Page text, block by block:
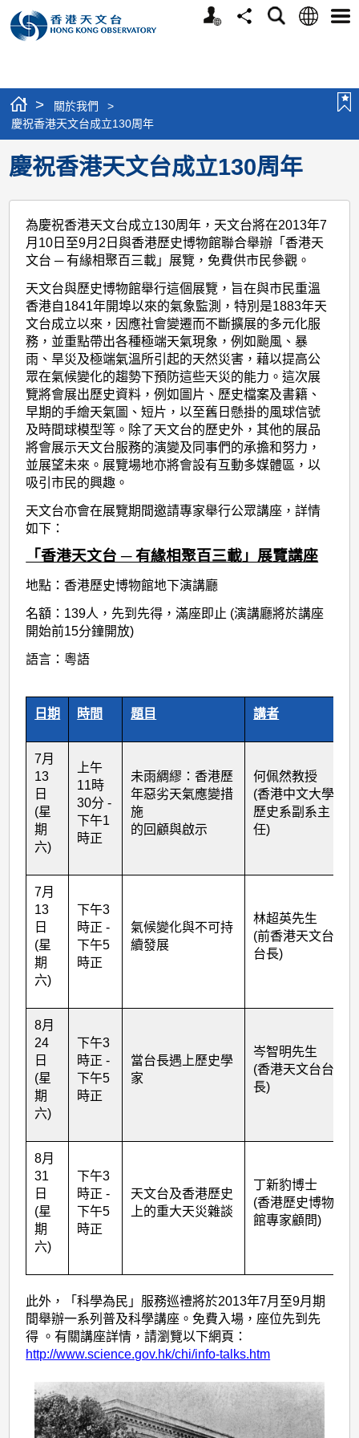
個
分
搜
語
選
> 關於我們
>
慶祝香港天文台成立130周年
慶祝香港天文台成立130周年
為慶祝香港天文台成立130周年，天文台將在2013年7
月10日至9月2日與香港歷史博物館聯合舉辦「香港天
文台 ─ 有緣相聚百三載」展覽，免費供市民參觀。
天文台與歷史博物館舉行這個展覽，旨在與市民重溫
香港自1841年開埠以來的氣象監測，特別是1883年天
文台成立以來，因應社會變遷而不斷擴展的多元化服
務，並重點帶出各種極端天氣現象，例如颱風、暴
雨、旱災及極端氣溫所引起的天然災害，藉以提高公
眾在氣候變化的趨勢下預防這些天災的能力。這次展
覽將會展出歷史資料，例如圖片、歷史檔案及書籍、
早期的手繪天氣圖、短片，以至舊日懸掛的風球信號
及時間球模型等。除了天文台的歷史外，其他的展品
將會展示天文台服務的演變及同事們的承擔和努力，
並展望未來。展覽場地亦將會設有互動多媒體區，以
吸引市民的興趣。
天文台亦會在展覽期間邀請專家舉行公眾講座，詳情
如下：
「香港天文台 ─ 有緣相聚百三載」展覽講座
地點：香港歷史博物館地下演講廳
名額：139人，先到先得，滿座即止 (演講廳將於講座
開始前15分鐘開放)
語言：粵語
日期 時間 題目 講者
7月
13
日
(星
期
六)
上午
11時
30分 -
下午1
時正
未雨綢繆：香港歷
年惡劣天氣應變措
施
的回顧與啟示
何佩然教授
(香港中文大學
歷史系副系主
任)
7月
13
日
(星
期
六)
下午3
時正 -
下午5
時正
氣候變化與不可持
續發展
林超英先生
(前香港天文台
台長)
8月
24
日
(星
期
六)
下午3
時正 -
下午5
時正
當台長遇上歷史學
家
岑智明先生
(香港天文台台
長)
8月
31
日
(星
期
六)
下午3
時正 -
下午5
時正
天文台及香港歷史
上的重大天災雜談
丁新豹博士
(香港歷史博物
館專家顧問)
此外，「科學為民」服務巡禮將於2013年7月至9月期
間舉辦一系列普及科學講座。免費入場，座位先到先
得 。有關講座詳情，請瀏覽以下網頁：
http://www.science.gov.hk/chi/info-talks.htm